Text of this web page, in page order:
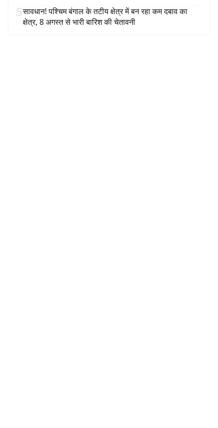
5सावधान! पश्चिम बंगाल के तटीय क्षेत्र में बन रहा कम दबाव का
क्षेत्र, 8 अगस्त से भारी बारिश की चेतावनी